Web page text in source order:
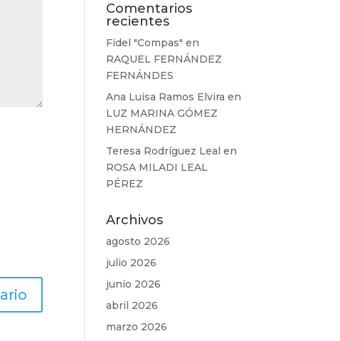
Comentarios
recientes
Fidel "Compas" en
RAQUEL FERNÁNDEZ
FERNÁNDES
Ana Luisa Ramos Elvira en
LUZ MARINA GÓMEZ
HERNÁNDEZ
Teresa Rodríguez Leal en
ROSA MILADI LEAL
PÉREZ
Archivos
agosto 2026
julio 2026
junio 2026
abril 2026
marzo 2026